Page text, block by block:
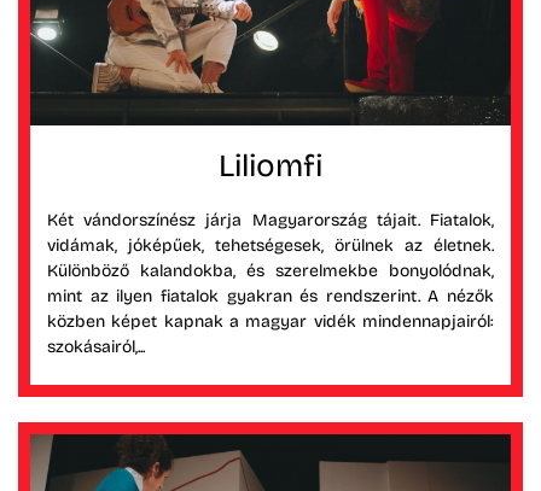
Liliomfi
Két vándorszínész járja Magyarország tájait. Fiatalok,
vidámak, jóképűek, tehetségesek, örülnek az életnek.
Különböző kalandokba, és szerelmekbe bonyolódnak,
mint az ilyen fiatalok gyakran és rendszerint. A nézők
közben képet kapnak a magyar vidék mindennapjairól:
szokásairól,...